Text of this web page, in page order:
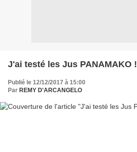
J'ai testé les Jus PANAMAKO !
Publié le 12/12/2017 à 15:00
Par REMY D'ARCANGELO